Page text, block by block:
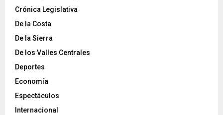
Crónica Legislativa
De la Costa
De la Sierra
De los Valles Centrales
Deportes
Economía
Espectáculos
Internacional